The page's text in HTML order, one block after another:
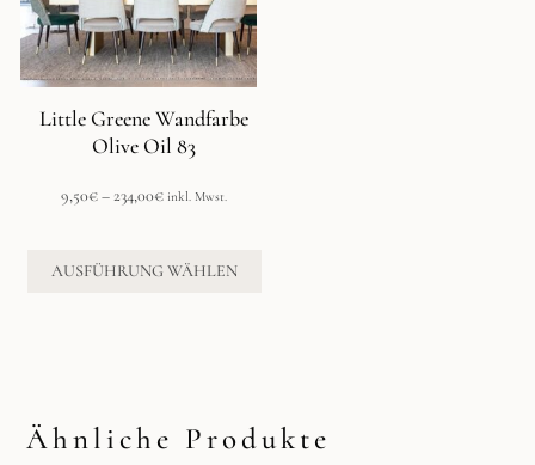
Little Greene Wandfarbe
Olive Oil 83
9,50€ –234,00€Preisspanne:
234,00€
inkl. Mwst.
AUSFÜHRUNG WÄHLEN
Optionen
können
auf
der
Produktseite
gewählt
werden
Ähnliche Produkte